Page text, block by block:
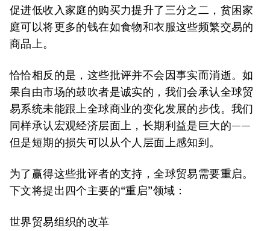
促进低收入家庭的购买力提升了三分之二，贫困家
庭可以将更多的钱在如食物和衣服这些频繁交易的
商品上。
恰恰相反的是，这些批评并不会因事实而消逝。如
果自由市场的鼓吹者是诚实的，我们会承认全球贸
易系统未能跟上全球商业的变化发展的步伐。我们
同样承认宏观经济层面上，长期利益是巨大的——
但是短期的损失可以从个人层面上感知到。
为了赢得这些批评者的支持，全球贸易需要重启。
下文将提出四个主要的“重启”领域：
世界贸易组织的改革